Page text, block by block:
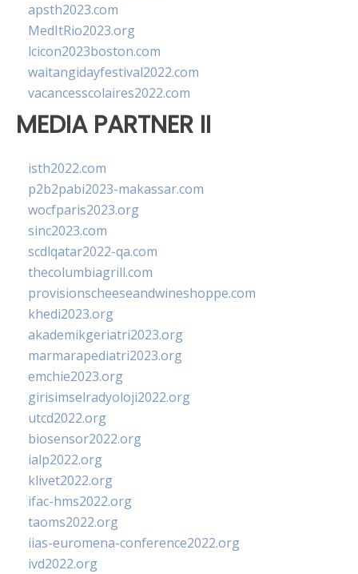
apsth2023.com
MedItRio2023.org
lcicon2023boston.com
waitangidayfestival2022.com
vacancesscolaires2022.com
MEDIA PARTNER II
isth2022.com
p2b2pabi2023-makassar.com
wocfparis2023.org
sinc2023.com
scdlqatar2022-qa.com
thecolumbiagrill.com
provisionscheeseandwineshoppe.com
khedi2023.org
akademikgeriatri2023.org
marmarapediatri2023.org
emchie2023.org
girisimselradyoloji2022.org
utcd2022.org
biosensor2022.org
ialp2022.org
klivet2022.org
ifac-hms2022.org
taoms2022.org
iias-euromena-conference2022.org
ivd2022.org